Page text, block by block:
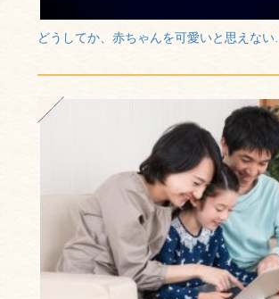
どうしてか、赤ちゃんを可愛いと思えな